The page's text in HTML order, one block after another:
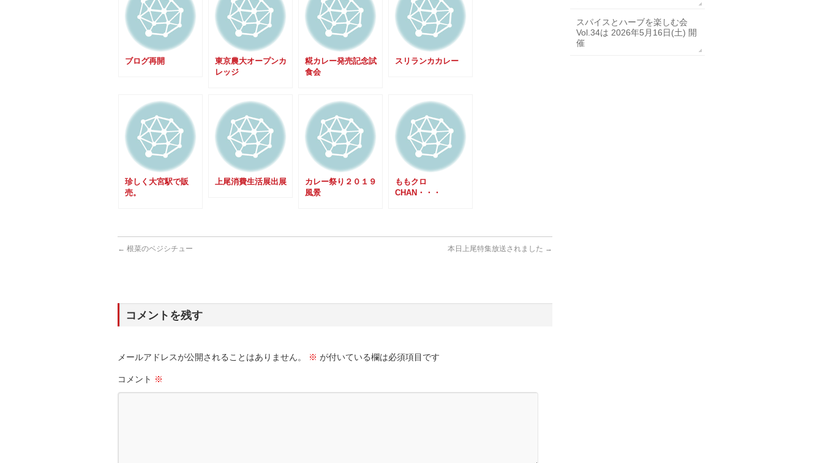
ブログ再開
東京農大オープンカ
レッジ
糀カレー発売記念試
食会
スリランカカレー
珍しく大宮駅で販
売。
上尾消費生活展出展
カレー祭り２０１９
風景
ももクロ
CHAN・・・
← 根菜のベジシチュー 本日上尾特集放送されました →
コメントを残す
メールアドレスが公開されることはありません。 ※ が付いている欄は必須項目です
コメント ※
スパイスとハーブを楽しむ会
Vol.34は 2026年5月16日(土) 開
催